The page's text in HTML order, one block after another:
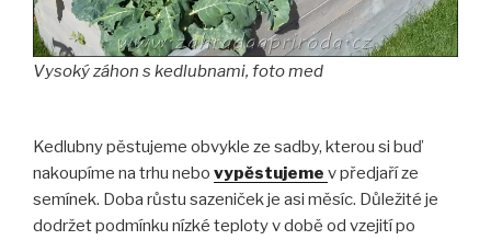
Vysoký záhon s kedlubnami, foto med
Kedlubny pěstujeme obvykle ze sadby, kterou si buď
nakoupíme na trhu nebo vypěstujeme v předjaří ze
semínek. Doba růstu sazeniček je asi měsíc. Důležité je
dodržet podmínku nízké teploty v době od vzejití po